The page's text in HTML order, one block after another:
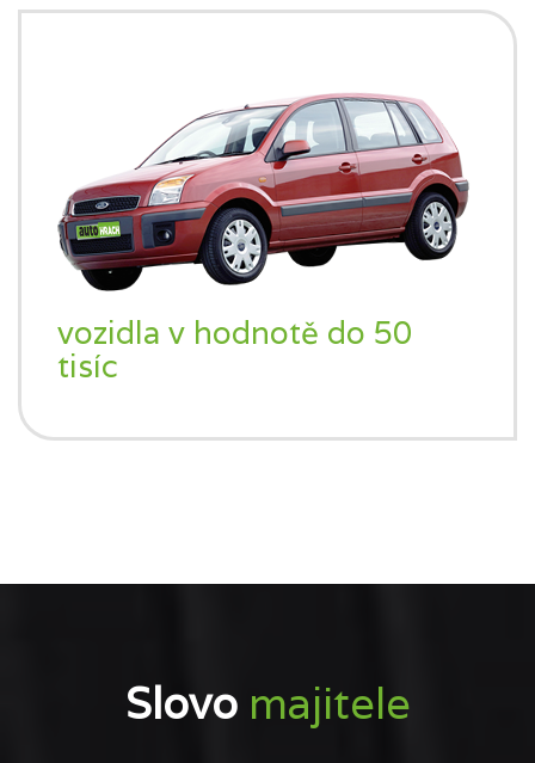
vozidla v hodnotě do 50
tisíc
Slovo majitele